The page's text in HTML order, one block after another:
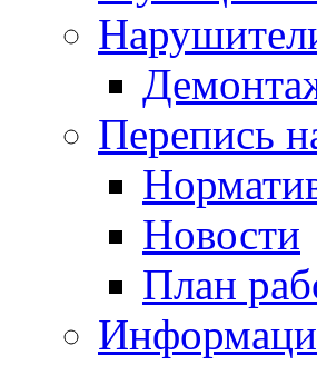
Перепись
Новости
План